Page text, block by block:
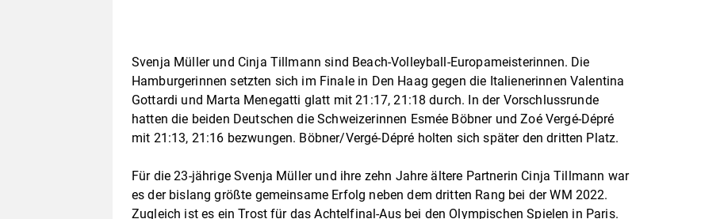
Svenja Müller und Cinja Tillmann sind Beach-Volleyball-Europameisterinnen. Die
Hamburgerinnen setzten sich im Finale in Den Haag gegen die Italienerinnen Valentina
Gottardi und Marta Menegatti glatt mit 21:17, 21:18 durch. In der Vorschlussrunde
hatten die beiden Deutschen die Schweizerinnen Esmée Böbner und Zoé Vergé-Dépré
mit 21:13, 21:16 bezwungen. Böbner/Vergé-Dépré holten sich später den dritten Platz.
Für die 23-jährige Svenja Müller und ihre zehn Jahre ältere Partnerin Cinja Tillmann war
es der bislang größte gemeinsame Erfolg neben dem dritten Rang bei der WM 2022.
Zugleich ist es ein Trost für das Achtelfinal-Aus bei den Olympischen Spielen in Paris.